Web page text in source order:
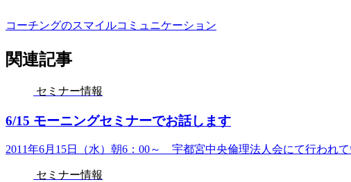
コーチングのスマイルコミュニケーション
関連記事
セミナー情報
6/15 モーニングセミナーでお話します
2011年6月15日（水）朝6：00～ 宇都宮中央倫理法人会にて行われ
セミナー情報